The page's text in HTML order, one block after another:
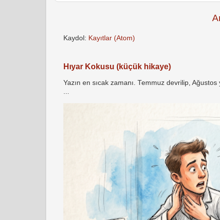
Kaydol: Kayıtlar (Atom)
Hıyar Kokusu (küçük hikaye)
Yazın en sıcak zamanı. Temmuz devrilip,
...